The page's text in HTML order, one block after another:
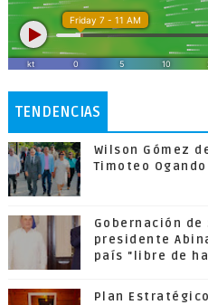
TENDENCIAS
Wilson Gómez
Timoteo
Gobernación
presidente
país "libre de
Plan